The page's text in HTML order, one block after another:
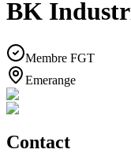
BK
Membre FGT
Emerange
Contact